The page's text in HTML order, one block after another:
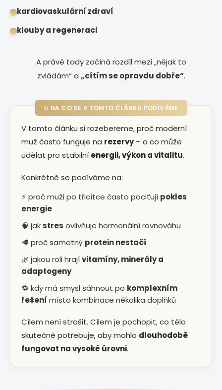
kardiovaskulární zdraví
klouby a regeneraci
A právě tady začíná rozdíl mezi „nějak to
zvládám“ a „cítím se opravdu dobře“.
✨ NA CO SE V TOMTO ČLÁNKU PODÍVÁME
V tomto článku si rozebereme, proč moderní
muž často funguje na rezervy– a co může
udělat pro stabilní energii, výkon a vitalitu.
Konkrétně se podíváme na:
⚡ proč muži po třicítce často pociťují pokles
energie
🧠 jakstres ovlivňuje hormonální rovnováhu
🥩 proč samotný protein nestačí
🌿 jakou roli hrajívitamíny, minerály a
adaptogeny
🔁 kdy má smysl sáhnout po komplexním
řešení místo kombinace několika doplňků
Cílem není strašit. Cílem je pochopit, co tělo
skutečně potřebuje, aby mohlo dlouhodobě
fungovat na vysoké úrovni.